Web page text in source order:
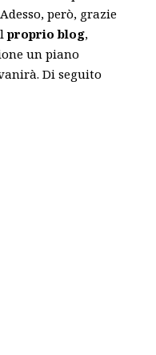
però, grazie
proprio blog,
un piano
Di seguito